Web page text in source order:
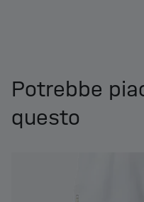
Potrebbe
questo